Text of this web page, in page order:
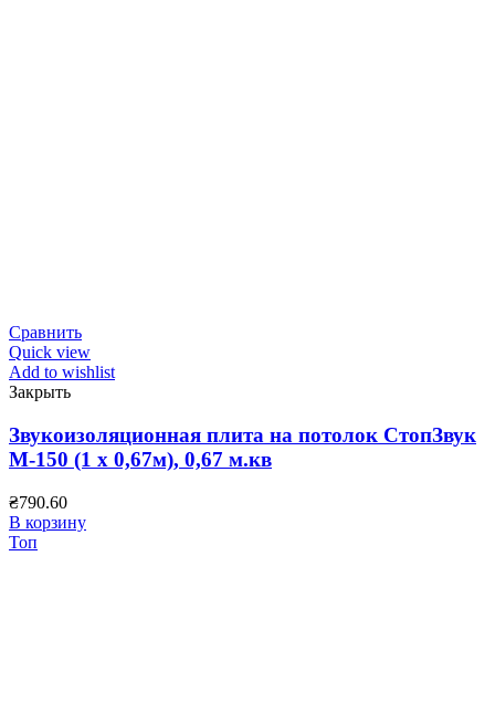
Сравнить
Quick view
Add to wishlist
Закрыть
Звукоизоляционная плита на потолок СтопЗвук
М-150 (1 х 0,67м), 0,67 м.кв
₴790.60
В корзину
Топ